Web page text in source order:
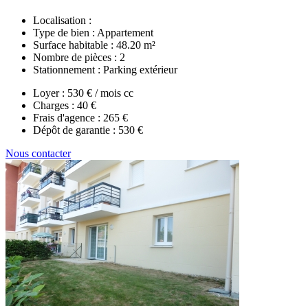
Localisation :
Type de bien : Appartement
Surface habitable : 48.20 m²
Nombre de pièces : 2
Stationnement : Parking extérieur
Loyer : 530 € / mois cc
Charges : 40 €
Frais d'agence : 265 €
Dépôt de garantie : 530 €
Nous contacter